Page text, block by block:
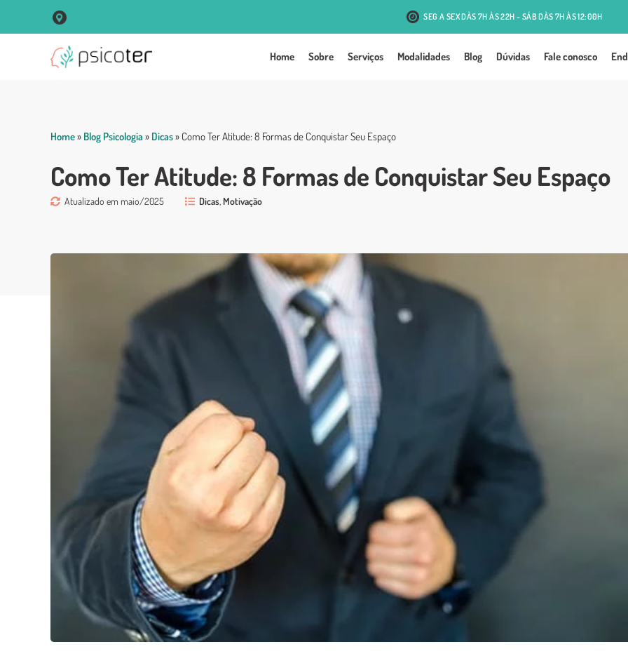
R. Vigário José Inácio, 250 Sala 102 Centro - Porto Alegre R. Antônio J. Mesquita, 131 - Passo d'Areia - Porto Alegre
SEG A SEX DÀS 7H ÀS 22H - SÁB DÀS 7H ÀS 12:00H
Home Sobre Serviços Modalidades Blog Dúvidas Fale conosco
Home» Blog Psicologia» Dicas» Como Ter Atitude: 8 Formas de Conquistar Seu Espaço
Como Ter Atitude: 8 Formas de Conquistar Seu Espaço
Atualizado em maio/2025 Dicas Motivação